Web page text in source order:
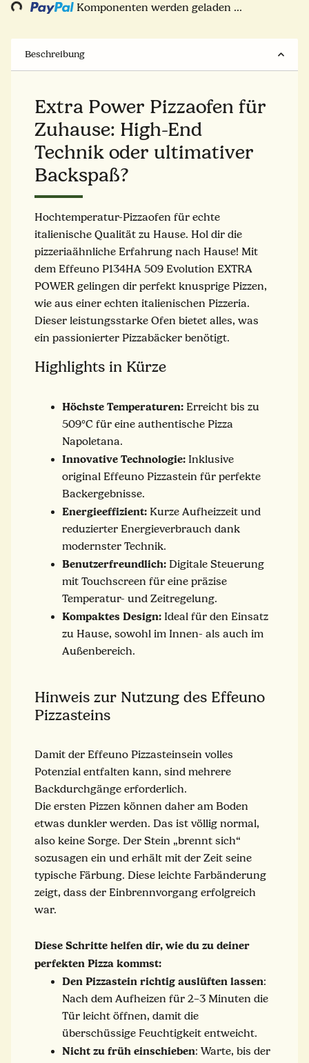
Loading... Komponenten werden geladen ...
Beschreibung
Extra Power Pizzaofen für
Zuhause: High-End
Technik oder ultimativer
Backspaß?
Hochtemperatur-Pizzaofen für echte
italienische Qualität zu Hause. Hol dir die
pizzeriaähnliche Erfahrung nach Hause! Mit
dem Effeuno P134HA 509 Evolution EXTRA
POWER gelingen dir perfekt knusprige Pizzen,
wie aus einer echten italienischen Pizzeria.
Dieser leistungsstarke Ofen bietet alles, was
ein passionierter Pizzabäcker benötigt.
Highlights in Kürze
Höchste Temperaturen: Erreicht bis zu
509°C für eine authentische Pizza
Napoletana.
Innovative Technologie: Inklusive
original Effeuno Pizzastein für perfekte
Backergebnisse.
Energieeffizient: Kurze Aufheizzeit und
reduzierter Energieverbrauch dank
modernster Technik.
Benutzerfreundlich: Digitale Steuerung
mit Touchscreen für eine präzise
Temperatur- und Zeitregelung.
Kompaktes Design: Ideal für den Einsatz
zu Hause, sowohl im Innen- als auch im
Außenbereich.
Hinweis zur Nutzung des Effeuno
Pizzasteins
Damit der Effeuno Pizzasteinsein volles
Potenzial entfalten kann, sind mehrere
Backdurchgänge erforderlich.
Die ersten Pizzen können daher am Boden
etwas dunkler werden. Das ist völlig normal,
also keine Sorge. Der Stein „brennt sich“
sozusagen ein und erhält mit der Zeit seine
typische Färbung. Diese leichte Farbänderung
zeigt, dass der Einbrennvorgang erfolgreich
war.
Diese Schritte helfen dir, wie du zu deiner
perfekten Pizza kommst:
Den Pizzastein richtig auslüften lassen:
Nach dem Aufheizen für 2–3 Minuten die
Tür leicht öffnen, damit die
überschüssige Feuchtigkeit entweicht.
Nicht zu früh einschieben: Warte, bis der